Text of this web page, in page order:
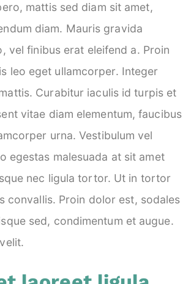
mattis sed diam sit amet,
diam. Mauris gravida
vel finibus erat eleifend a. Proin
leo eget ullamcorper. Integer
Curabitur iaculis id turpis et
vitae diam elementum, faucibus
urna. Vestibulum vel
egestas malesuada at sit amet
nec ligula tortor. Ut in tortor
convallis. Proin dolor est, sodales
sed, condimentum et augue.